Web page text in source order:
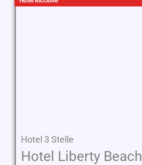
Hotel 3 Stelle
Hotel Liberty Beach